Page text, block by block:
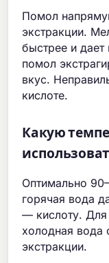
Помол
экстракции.
быстрее и
помол
вкус.
кислоте.
Какую
Оптимально
горячая вода
— кислоту. Для
холодная вода
экстракции.